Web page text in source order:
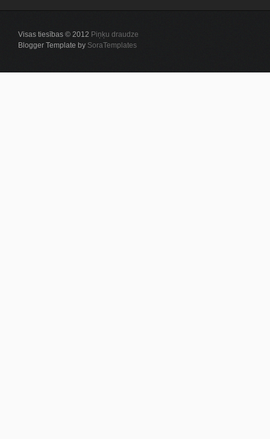
Visas tiesības © 2012 Piņķu draudze
Blogger Template by SoraTemplates